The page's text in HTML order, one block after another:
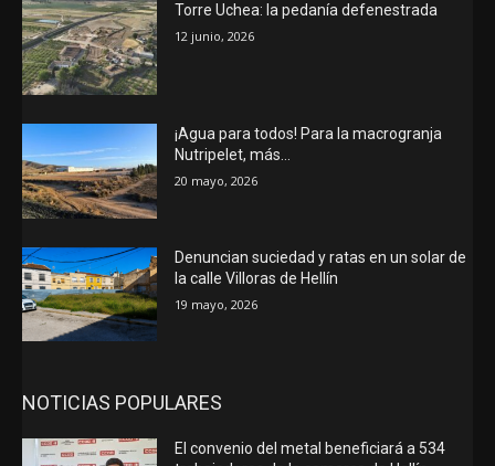
Torre Uchea: la pedanía defenestrada
12 junio, 2026
¡Agua para todos! Para la macrogranja
Nutripelet, más…
20 mayo, 2026
Denuncian suciedad y ratas en un solar de
la calle Villoras de Hellín
19 mayo, 2026
NOTICIAS POPULARES
El convenio del metal beneficiará a 534